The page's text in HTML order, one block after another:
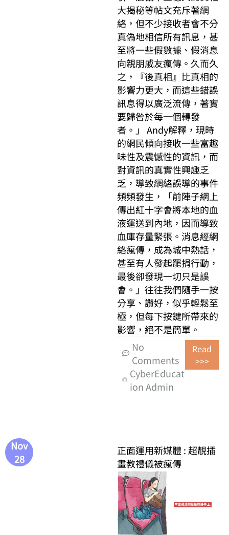
大揭秘等帖文充斥著網
絡，但不少接收者會不分
真偽地相信所有訊息，甚
至將一些假數據、假消息
向親朋戚友瘋傳。久而久
之，『後真相』比真相的
影響力更大，而這些錯誤
訊息得以廣泛流傳，著實
要歸咎於每一個轉發
者。」 Andy解釋，現時
的網民傾向接收一些富趣
味性及震憾性的資訊，而
對資訊的真實性興趣乏
乏，導致網絡誤導的事件
頻頻發生，「前陣子網上
傳出紅十字會將本地的血
液運送到內地，因而導致
血庫存量緊張。消息經網
絡瘋傳，成為城中熱話，
甚至有人發起罷捐行動，
最後卻發現一切只是誤
會。」往往我們隨手一按
分享、讚好，似乎輕鬆至
極，但每下按鍵所帶來的
影響，絕不是簡單。
Read
>>>
No
Comments
CyberEducat
ion Admin
Nov
28
正面運用新媒體 : 超靚插
畫教禮儀被瘋傳